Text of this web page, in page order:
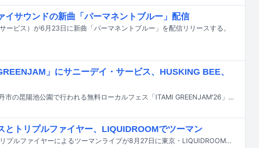
イサウンドの新曲「パーマネントブルー」配信
ービス）が6月23日に新曲「パーマネントブルー」を配信リリースする。
」にサニーデイ・サービス、HUSKING BEE、
9月12日と13日に兵庫県伊丹市の昆陽池公園で行われる無料ローカルフェス「ITAMI GREENJAM'26」の出演者第1弾が発表された。
とトリプルファイヤー、LIQUIDROOMでツーマン
サニーデイ・サービスとトリプルファイヤーによるツーマンライブが8月27日に東京・LIQUIDROOMで開催される。